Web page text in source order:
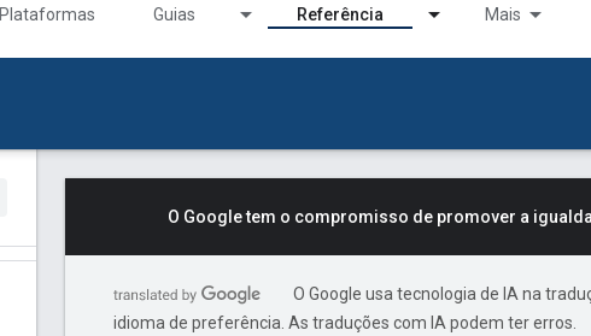
Plataformas Guias Referência Mais
O Google tem o compromisso de promover a
O Google usa tecnologia de IA na
idioma de preferência. As traduções com IA podem ter erros.